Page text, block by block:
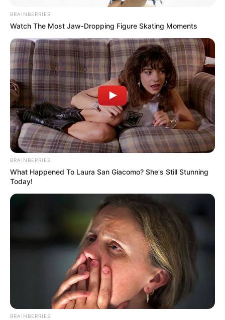
excepciones importantes a esta inembargabilidad:
Demandas por cuotas alimentarias: las cuentas de
pago de obligaciones alimentarias, como la
manutención de hijos o cónyuges.
Obligaciones fiscales : las deudas con entidades
como la DIAN, autoridades de tránsito y secretarías
de hacienda territoriales pueden superar el límite de
inembargabilidad, permitiendo el embargo de la
cuenta.
Propietarios personas jurídicas: si el titular de la
cuenta es una persona jurídica, su cuenta de
ahorros no está protegida por la inembargabilidad y
puede ser embargada desde cualquier monto.
Deudas con el Estado
: además de las obligaciones
fiscales, otras deudas con el Estado, como multas
Estas excepciones son cruciales para entender bajo qué
circunstancias una cuenta de ahorros puede ser
embargada en Colombia.
COMPARTIR
ALERTA BOGOTÁ EN GOOGLE NEWS
BRAINBERRIES
Watch The Most Jaw‑Dropping Figure Skating Moments
BRAINBERRIES
What Happened To Laura San Giacomo? She's Still Stunning
Today!
BRAINBERRIES